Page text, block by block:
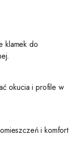
klamek do
okucia i profile w
i komfort